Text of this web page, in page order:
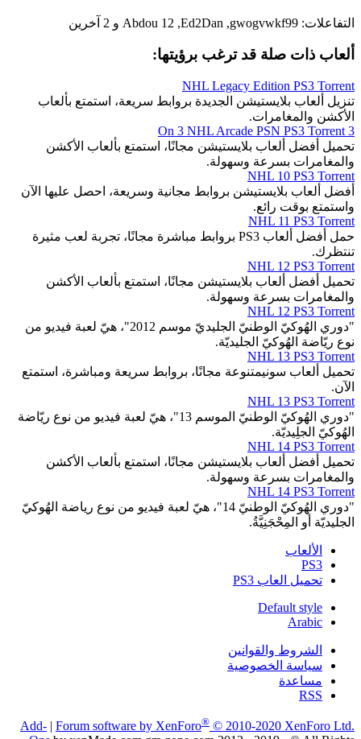
التفاعلات: gwogvwkf99
,
Ed2Dan
,
Abdou 12 و 2 آخرين
ألعاب ذات صلة قد ترغب برؤيتها:
NHL Legacy Edition PS3 Torrent
تنزيل ألعاب بلايستيشن الجديدة بروابط سريعة، استمتع بألعاب
الأكشن والمغامرات.
3 On 3 NHL Arcade PSN PS3 Torrent
تحميل أفضل ألعاب بلايستيشن مجانًا، استمتع بألعاب الأكشن
والمغامرات بسرعة وسهولة.
NHL 10 PS3 Torrent
أفضل ألعاب بلايستيشن بروابط مجانية وسريعة، احصل عليها الآن
واستمتع بوقت رائع.
NHL 11 PS3 Torrent
حمل أفضل ألعاب PS3 بروابط مباشرة مجانًا، تجربة لعب مثيرة
تنتظرك.
NHL 12 PS3 Torrent
تحميل أفضل ألعاب بلايستيشن مجانًا، استمتع بألعاب الأكشن
والمغامرات بسرعة وسهولة.
NHL 12 PS3 Torrent
"دوري الهُوكيّ الوطنيّ الجليديّ موسم 2012"، هيّ لعبة فيديو من
نوع ريّاضة الهُوكيّ الجليديّة.
NHL 13 PS3 Torrent
تحميل ألعاب سونيمتنوعة مجانًا، بروابط سريعة ومباشرة، استمتع
الآن.
NHL 13 PS3 Torrent
"دوري الهُوكيّ الوطنيّ الموسم 13"، هيّ لعبة فيديو من نوع ريّاضة
الهُوكيّ الجلِيديّة.
NHL 14 PS3 Torrent
تحميل أفضل ألعاب بلايستيشن مجانًا، استمتع بألعاب الأكشن
والمغامرات بسرعة وسهولة.
NHL 14 PS3 Torrent
"دوري الهُوكيّ الوطنيّ 14"، هيّ لعبة فيديو من نوع رياضة الهُوكيّ
الجليديّة أو المِحْجَنِيَّةُ.
الألعاب
PS3
تحميل العاب PS3
Default style
Arabic
الشروط والقوانين
سياسة الخصوصية
مساعدة
RSS
Forum software by XenForo® © 2010-2020 XenForo Ltd.
|
Add-